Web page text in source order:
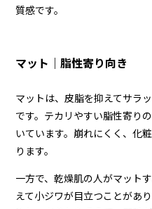
質感です。
マット｜脂性寄り向き
マットは、皮脂を抑えてサラ
です。テカリやすい脂性寄り
いています。崩れにくく、化
ります。
一方で、乾燥肌の人がマット
えて小ジワが目立つことがあり